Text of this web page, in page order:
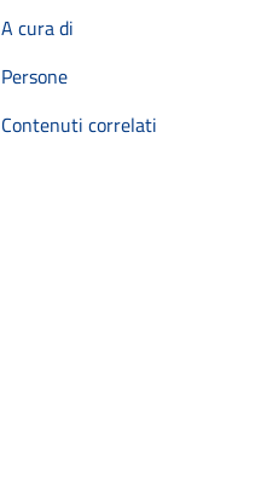
A cura di
Persone
Contenuti correlati